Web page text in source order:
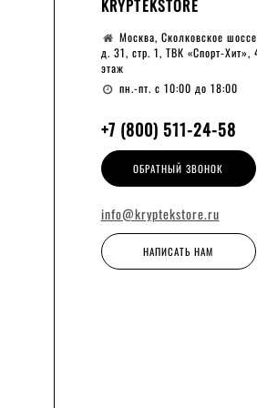
KRYPTEKSTORE
Москва, Сколковское
д. 31, стр. 1, ТВК «Спорт-Хит»,
этаж
пн.-пт. с 10:00 до 18:00
+7 (800) 511-24-58
ОБРАТНЫЙ ЗВОНОК
info@kryptekstore.ru
НАПИСАТЬ НАМ